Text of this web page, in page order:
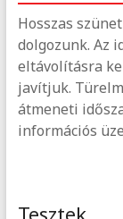
Hosszas
dolgozunk. Az
eltávolításra
javítjuk.
átmeneti
információs